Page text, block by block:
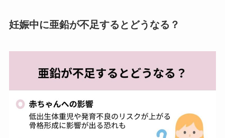
妊娠中に亜鉛が不足するとどうなる？